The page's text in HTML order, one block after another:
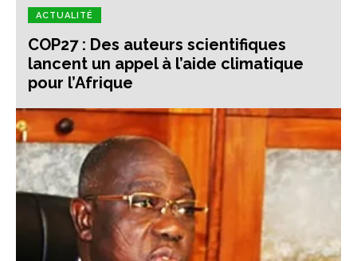
ACTUALITÉ
COP27 : Des auteurs scientifiques
lancent un appel à l’aide climatique
pour l’Afrique